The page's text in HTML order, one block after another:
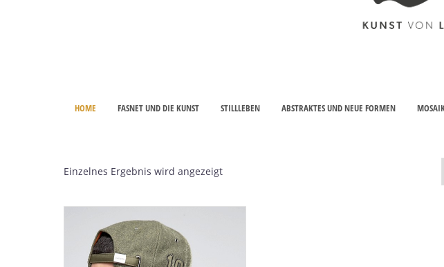
HOME FASNET UND DIE KUNST STILLLEBEN ABSTRAKTES UND NEUE FORMEN
Einzelnes Ergebnis wird angezeigt